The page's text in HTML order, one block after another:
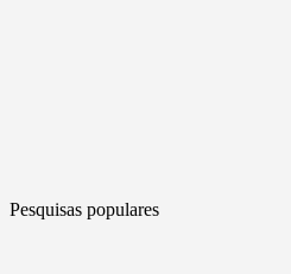
Pesquisas populares